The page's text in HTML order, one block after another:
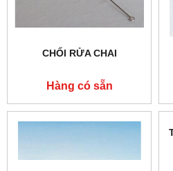
CHỔI RỬA CHAI
Hàng có sẵn